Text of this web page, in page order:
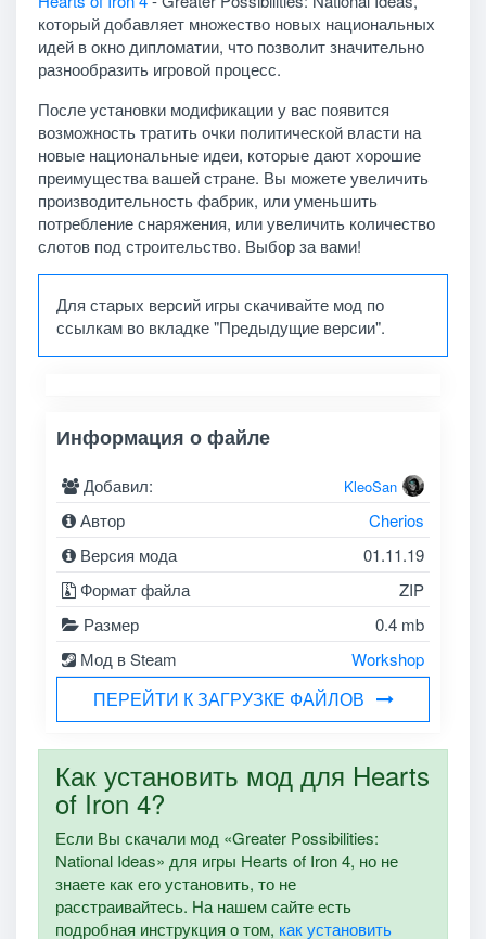
который добавляет множество новых национальных
идей в окно дипломатии, что позволит значительно
разнообразить игровой процесс.
После установки модификации у вас появится
возможность тратить очки политической власти на
новые национальные идеи, которые дают хорошие
преимущества вашей стране. Вы можете увеличить
производительность фабрик, или уменьшить
потребление снаряжения, или увеличить количество
слотов под строительство. Выбор за вами!
Для старых версий игры скачивайте мод по
ссылкам во вкладке "Предыдущие версии".
Информация о файле
Добавил: KleoSan
Автор
Cherios
Версия мода
01.11.19
Формат файла
ZIP
Размер
0.4 mb
Мод в Steam
Workshop
ПЕРЕЙТИ К ЗАГРУЗКЕ ФАЙЛОВ
Как установить мод для Hearts
of Iron 4?
Если Вы скачали мод «Greater Possibilities:
National Ideas» для игры Hearts of Iron 4, но не
знаете как его установить, то не
расстраивайтесь. На нашем сайте есть
подробная инструкция о том, как установить